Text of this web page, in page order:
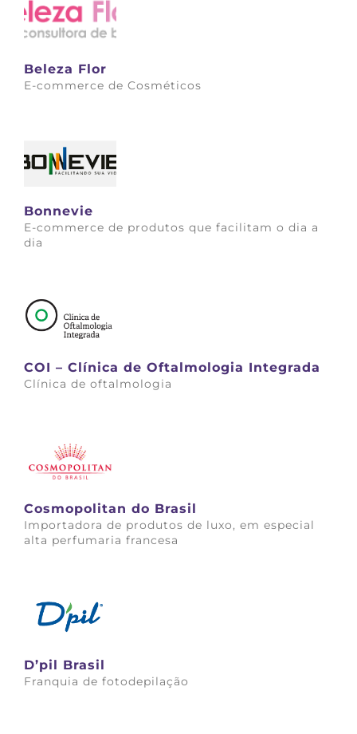
Beleza Flor
E-commerce de Cosméticos
Bonnevie
E-commerce de produtos que facilitam o dia a
dia
COI – Clínica de Oftalmologia Integrada
Clínica de oftalmologia
Cosmopolitan do Brasil
Importadora de produtos de luxo, em especial
alta perfumaria francesa
D’pil Brasil
Franquia de fotodepilação